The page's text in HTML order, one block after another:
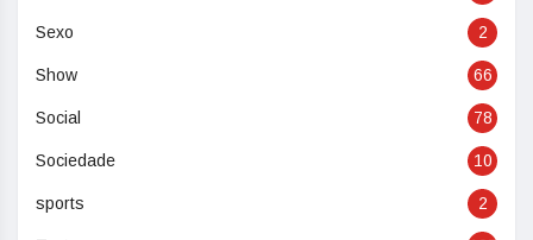
Sexo 2
Show 66
Social 78
Sociedade 10
sports 2